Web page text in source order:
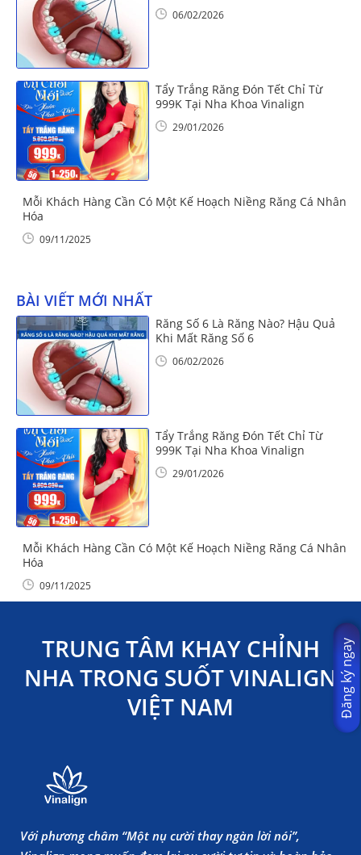
06/02/2026
Tẩy Trắng Răng Đón Tết Chỉ Từ
999K Tại Nha Khoa Vinalign
29/01/2026
Mỗi Khách Hàng Cần Có Một Kế Hoạch Niềng Răng Cá Nhân
Hóa
09/11/2025
BÀI VIẾT MỚI NHẤT
Răng Số 6 Là Răng Nào? Hậu Quả
Khi Mất Răng Số 6
06/02/2026
Tẩy Trắng Răng Đón Tết Chỉ Từ
999K Tại Nha Khoa Vinalign
29/01/2026
Mỗi Khách Hàng Cần Có Một Kế Hoạch Niềng Răng Cá Nhân
Hóa
09/11/2025
TRUNG TÂM KHAY CHỈNH
NHA TRONG SUỐT VINALIGN
VIỆT NAM
Với phương châm “Một nụ cười thay ngàn lời nói”,
Đăng ký ngay